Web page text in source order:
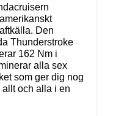
Den
Thunderstroke
162 Nm i
alla sex
som ger dig nog
allt och alla i en